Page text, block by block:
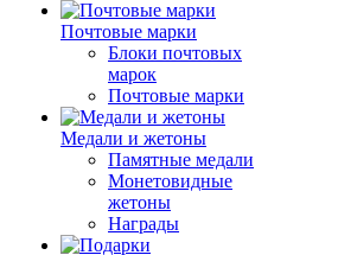
Почтовые марки
Блоки почтовых
марок
Почтовые марки
Медали и жетоны
Памятные медали
Монетовидные
жетоны
Награды